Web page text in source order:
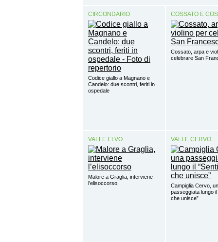
CIRCONDARIO
Codice giallo a Magnano e
Candelo: due scontri, feriti in
ospedale
COSSATO E
Cossato, arpa e
celebrare San
VALLE ELVO
Malore a Graglia, interviene
l’elisoccorso
VALLE CERVO
Campiglia Cervo,
passeggiata lungo il
che unisce”